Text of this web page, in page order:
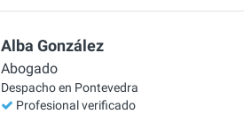
Alba González
Abogado
Despacho en Pontevedra
Profesional verificado